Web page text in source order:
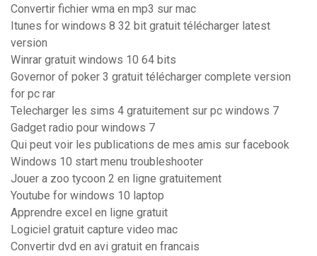
Convertir fichier wma en mp3 sur mac
Itunes for windows 8 32 bit gratuit télécharger latest
version
Winrar gratuit windows 10 64 bits
Governor of poker 3 gratuit télécharger complete version
for pc rar
Telecharger les sims 4 gratuitement sur pc windows 7
Gadget radio pour windows 7
Qui peut voir les publications de mes amis sur facebook
Windows 10 start menu troubleshooter
Jouer a zoo tycoon 2 en ligne gratuitement
Youtube for windows 10 laptop
Apprendre excel en ligne gratuit
Logiciel gratuit capture video mac
Convertir dvd en avi gratuit en francais